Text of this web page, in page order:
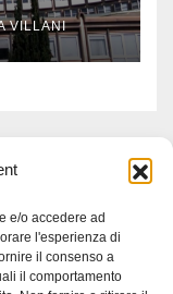
e/o accedere ad
l'esperienza di
il consenso a
il comportamento
VILLANI